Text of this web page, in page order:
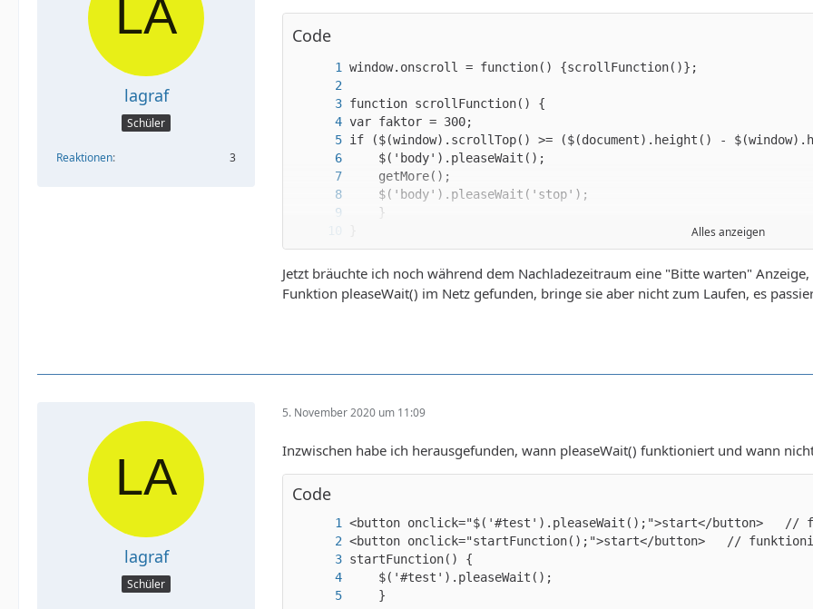
lagraf
Schüler
Reaktionen 3
Code
Alles anzeigen
Jetzt bräuchte ich noch während dem Nachladezeitraum eine "Bitte warten"
Funktion pleaseWait() im Netz gefunden, bringe sie aber nicht zum Laufen, es
lagraf
Schüler
5. November 2020 um 11:09
Inzwischen habe ich herausgefunden, wann pleaseWait() funktioniert und wann
Code
    }